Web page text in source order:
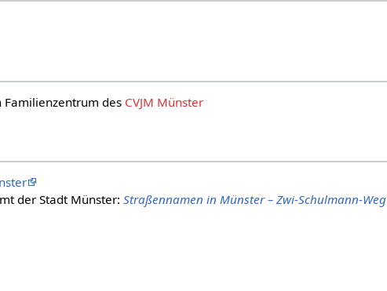
Familienzentrum des CVJM Münster
der Stadt Münster: Straßennamen in Münster – Zwi-Schulmann-Weg